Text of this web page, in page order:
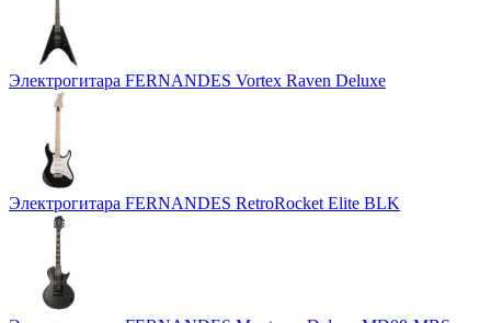
Электрогитара FERNANDES Vortex Raven Deluxe
Электрогитара FERNANDES RetroRocket Elite BLK